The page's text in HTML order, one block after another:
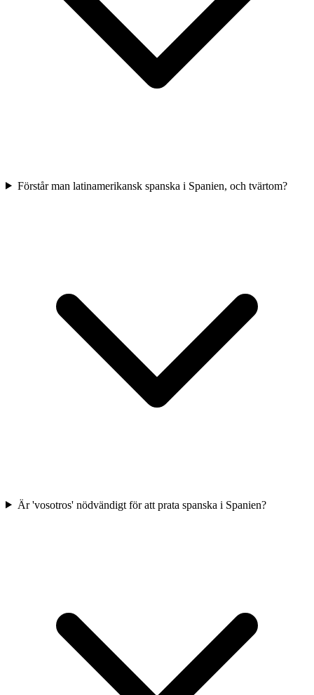
Förstår man latinamerikansk spanska i Spanien, och tvärtom?
Är 'vosotros' nödvändigt för att prata spanska i Spanien?